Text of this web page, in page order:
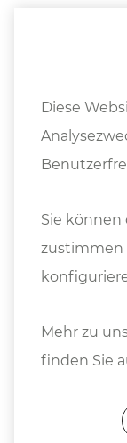
Diese
Sie können
zustimmen
Mehr zu
finden Sie